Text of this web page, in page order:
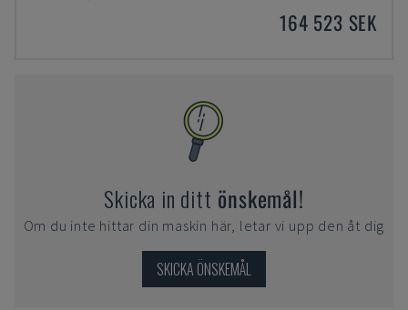
164 523 SEK
Skicka in ditt önskemål!
Om du inte hittar din maskin här, letar vi upp den åt dig
SKICKA ÖNSKEMÅL